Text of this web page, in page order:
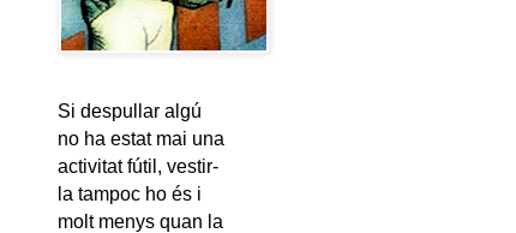
Si despullar algú
no ha estat mai una
activitat fútil, vestir-
la tampoc ho és i
molt menys quan la